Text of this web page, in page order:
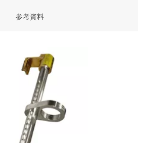
参考資料